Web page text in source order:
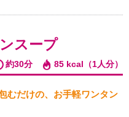
スープ
約30分 85 kcal（1人分）
むだけの、お手軽ワンタン